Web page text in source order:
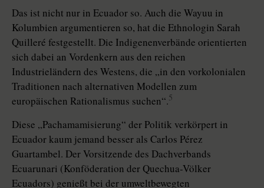
Das ist nicht nur in Ecuador so. Auch die Wayuu in
Kolumbien argumentieren so, hat die Ethnologin Sarah
Quilleré festgestellt. Die Indigenenverbände orientierten
sich dabei an Vordenkern aus den reichen
Industrieländern des Westens, die „in den vorkolonialen
Traditionen nach alternativen Modellen zum
europäischen Rationalismus suchen“.5
Diese „Pachamamisierung“ der Politik verkörpert in
Ecuador kaum jemand besser als Carlos Pérez
Guartambel. Der Vorsitzende des Dachverbands
Ecuarunari (Konföderation der Quechua-Völker
Ecuadors) genießt bei der umweltbewegten